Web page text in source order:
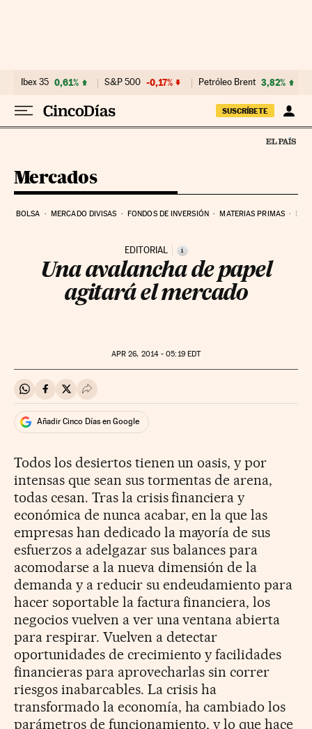
Ibex 35 0,61% S&P 500 -0,17% Petróleo Brent 3,82%
SUSCRÍBETE
Mercados
BOLSA MERCADO DIVISAS FONDOS DE INVERSIÓN MATERIAS PRIMAS
EDITORIAL i
Una avalancha de papel
agitará el mercado
APR 26, 2014 - 05:19EDT
Compartir en Whatsapp
Compartir en Facebook
Compartir en Twitter
Desplegar Redes Sociales
Añadir Cinco Días en Google
Todos los desiertos tienen un oasis, y por
intensas que sean sus tormentas de arena,
todas cesan. Tras la crisis financiera y
económica de nunca acabar, en la que las
empresas han dedicado la mayoría de sus
esfuerzos a adelgazar sus balances para
acomodarse a la nueva dimensión de la
demanda y a reducir su endeudamiento para
hacer soportable la factura financiera, los
negocios vuelven a ver una ventana abierta
para respirar. Vuelven a detectar
oportunidades de crecimiento y facilidades
financieras para aprovecharlas sin correr
riesgos inabarcables. La crisis ha
transformado la economía, ha cambiado los
parámetros de funcionamiento, y lo que hace